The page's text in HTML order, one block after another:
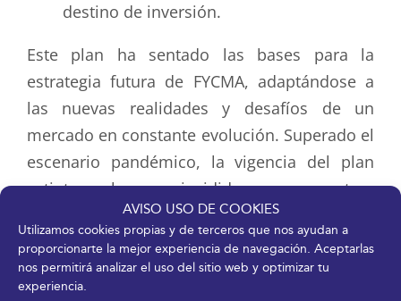
AVISO USO DE COOKIES
Utilizamos cookies propias y de terceros que nos ayudan a
proporcionarte la mejor experiencia de navegación. Aceptarlas
nos permitirá analizar el uso del sitio web y optimizar tu
experiencia.
destino de inversión.
Este plan ha sentado las bases para la
estrategia futura de FYCMA, adaptándose a
las nuevas realidades y desafíos de un
mercado en constante evolución. Superado el
escenario pandémico, la vigencia del plan
extinto ha coincidido con otros
acontecimientos globales de gran impacto
socioeconómico y generadores de
inestabilidad, si bien el sector en el que
opera FYCMA no se ha visto especialmente